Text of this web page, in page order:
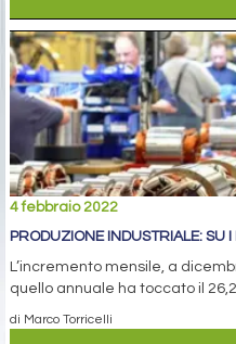
4 febbraio 2022
PRODUZIONE INDUSTRIALE: SU
L’incremento mensile, a
quello annuale ha toccato il
di Marco Torricelli